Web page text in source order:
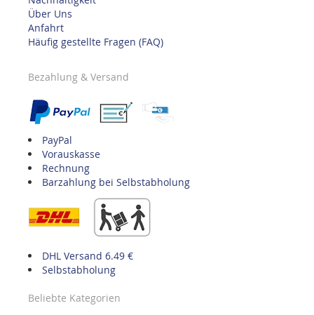
Über Uns
Anfahrt
Häufig gestellte Fragen (FAQ)
Bezahlung & Versand
PayPal
Vorauskasse
Rechnung
Barzahlung bei Selbstabholung
DHL Versand 6.49 €
Selbstabholung
Beliebte Kategorien